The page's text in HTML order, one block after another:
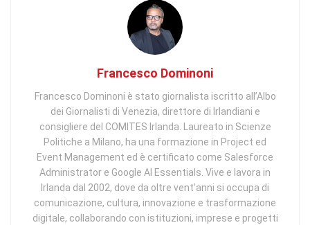
Francesco Dominoni
Francesco Dominoni è stato giornalista iscritto all’Albo
dei Giornalisti di Venezia, direttore di Irlandiani e
consigliere del COMITES Irlanda. Laureato in Scienze
Politiche a Milano, ha una formazione in Project ed
Event Management ed è certificato come Salesforce
Administrator e Google AI Essentials. Vive e lavora in
Irlanda dal 2002, dove da oltre vent’anni si occupa di
comunicazione, cultura, innovazione e trasformazione
digitale, collaborando con istituzioni, imprese e progetti